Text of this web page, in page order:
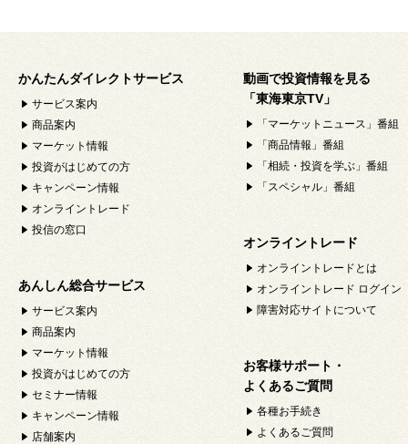
かんたんダイレクトサービス
サービス案内
商品案内
マーケット情報
投資がはじめての方
キャンペーン情報
オンライントレード
投信の窓口
あんしん総合サービス
サービス案内
商品案内
マーケット情報
投資がはじめての方
セミナー情報
キャンペーン情報
店舗案内
動画で投資情報を見る
「東海東京TV」
「マーケットニュース」番組
「商品情報」番組
「相続・投資を学ぶ」番組
「スペシャル」番組
オンライントレード
オンライントレードとは
オンライントレード ログイン
障害対応サイトについて
お客様サポート・
よくあるご質問
各種お手続き
よくあるご質問